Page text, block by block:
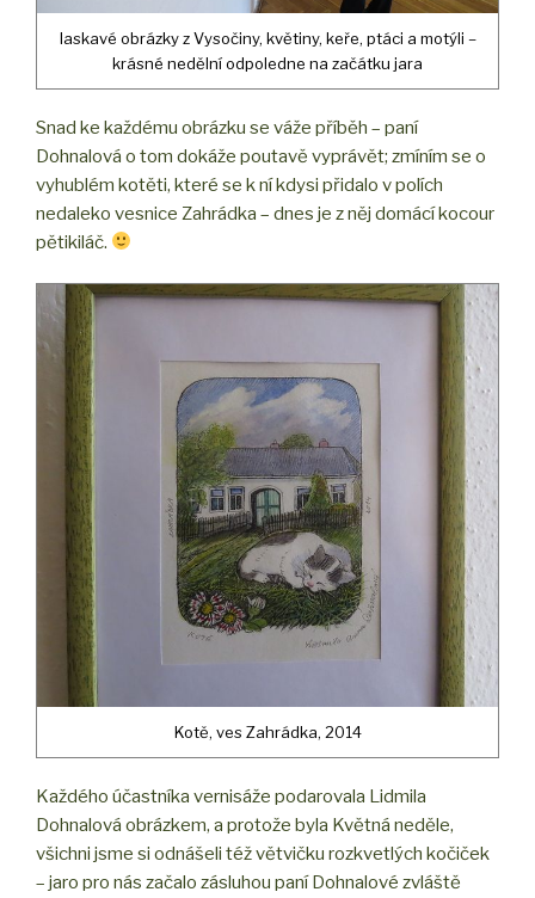
laskavé obrázky z Vysočiny, květiny, keře, ptáci a motýli –
krásné nedělní odpoledne na začátku jara
Snad ke každému obrázku se váže příběh – paní
Dohnalová o tom dokáže poutavě vyprávět; zmíním se o
vyhublém kotěti, které se k ní kdysi přidalo v polích
nedaleko vesnice Zahrádka – dnes je z něj domácí kocour
pětikiláč.
Kotě, ves Zahrádka, 2014
Každého účastníka vernisáže podarovala Lidmila
Dohnalová obrázkem, a protože byla Květná neděle,
všichni jsme si odnášeli též větvičku rozkvetlých kočiček
– jaro pro nás začalo zásluhou paní Dohnalové zvláště